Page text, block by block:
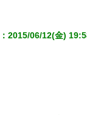
：2015/06/12(金)